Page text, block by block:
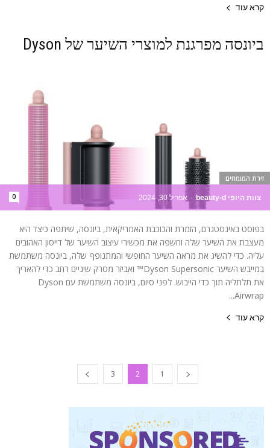
קרא עוד
ביונסה מפרגנת למוצרי השיער של Dyson
צוות היופי beauty-d - אפריל 30, 2024 0
זירת המומחים
בפוסט באינסטגרם, הזמרת והכוכבת האמריקאית, ביונסה, שיתפה כיצד היא
מעצבת את השיער שלה וחשפה את מכשירי עיצוב השיער של דייסון האהובים
עליה. כדי להשיג את מראה השיער החופשי והמתנופף שלה, ביונסה משתמשת
במייבש השיער Dyson Supersonic™ ואביזר מסרק שיניים רחב כדי להאריך
את תלתליה תוך כדי הייבוש. לפני סיום, ביונסה משתמשת עם Dyson
Airwrap...
קרא עוד
1
2
3